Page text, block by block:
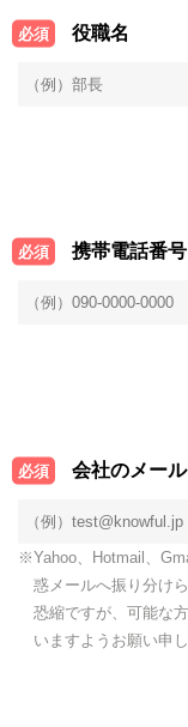
役職名
必須
携帯電話番号
必須
会社のメー
必須
※Yahoo、Hotmail、
惑メールへ振り分け
恐縮ですが、可能な
いますようお願い申し